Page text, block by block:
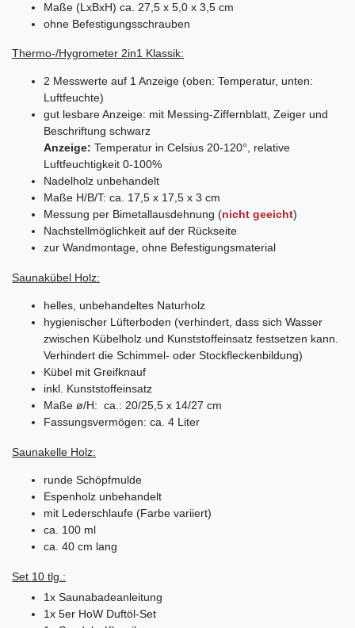
Maße (LxBxH) ca. 27,5 x 5,0 x 3,5 cm
ohne Befestigungsschrauben
Thermo-/Hygrometer 2in1 Klassik:
2 Messwerte auf 1 Anzeige (oben: Temperatur, unten:
Luftfeuchte)
gut lesbare Anzeige: mit Messing-Ziffernblatt, Zeiger und
Beschriftung schwarz
Anzeige: Temperatur in Celsius 20-120°, relative
Luftfeuchtigkeit 0-100%
Nadelholz unbehandelt
Maße H/B/T: ca. 17,5 x 17,5 x 3 cm
Messung per Bimetallausdehnung (nicht geeicht)
Nachstellmöglichkeit auf der Rückseite
zur Wandmontage, ohne Befestigungsmaterial
Saunakübel Holz:
helles, unbehandeltes Naturholz
hygienischer Lüfterboden (verhindert, dass sich Wasser
zwischen Kübelholz und Kunststoffeinsatz festsetzen kann.
Verhindert die Schimmel- oder Stockfleckenbildung)
Kübel mit Greifknauf
inkl. Kunststoffeinsatz
Maße ø/H: ca.: 20/25,5 x 14/27 cm
Fassungsvermögen: ca. 4 Liter
Saunakelle Holz:
runde Schöpfmulde
Espenholz unbehandelt
mit Lederschlaufe (Farbe variiert)
ca. 100 ml
ca. 40 cm lang
Set 10 tlg.:
1x Saunabadeanleitung
1x 5er HoW Duftöl-Set